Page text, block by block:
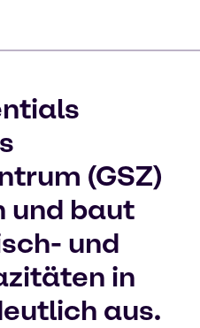
(GSZ)
und baut
und
in
aus.